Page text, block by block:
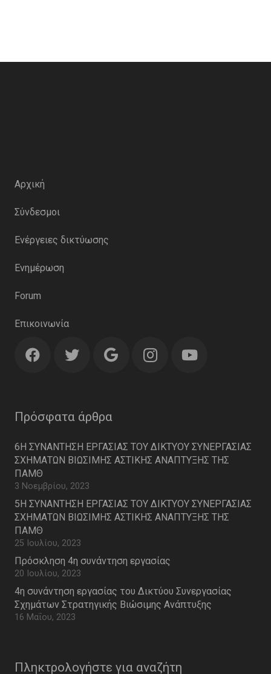
Αρχική
Σύνδεσμοι
Ενέργειες δικτύωσης
Ενημέρωση
Forum
Επικοινωνία
Πρόσφατα άρθρα
6Η ΣΥΝΑΝΤΗΣΗ ΕΡΓΑΣΙΑΣ ΤΟΥ ΔΙΚΤΥΟΥ ΣΥΝΕΡΓΑΣΙΑΣ
ΣΧΗΜΑΤΩΝ ΒΙΩΣΙΜΗΣ ΑΣΤΙΚΗΣ ΑΝΑΠΤΥΞΗΣ ΤΗΣ
ΠΑΜΘ
3 Νοεμβρίου, 2023
5Η ΣΥΝΑΝΤΗΣΗ ΕΡΓΑΣΙΑΣ ΤΟΥ ΔΙΚΤΥΟΥ ΣΥΝΕΡΓΑΣΙΑΣ
ΣΧΗΜΑΤΩΝ ΒΙΩΣΙΜΗΣ ΑΣΤΙΚΗΣ ΑΝΑΠΤΥΞΗΣ ΤΗΣ
ΠΑΜΘ
25 Ιουλίου, 2023
Πρόσκληση 4η συνάντηση εργασίας
20 Ιουλίου, 2023
4η συνάντηση εργασίας του Δικτύου Συνεργασίας
Σχημάτων Στρατηγικής Βιώσιμης Ανάπτυξης
16 Μαΐου, 2023
Πληκτρολογήστε για αναζήτη